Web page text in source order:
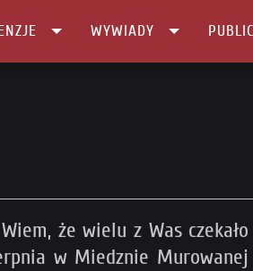
WYWIADY
że wielu z Was
w Miedznie